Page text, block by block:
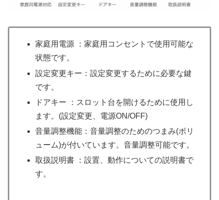
家庭用電源 ：家庭用コンセントで使用可能な
状態です。
設定変更キー：設定変更するために必要な鍵
です。
ドアキー ：スロット台を開けるために使用し
ます。(設定変更、電源ON/OFF)
音量調整機能：音量調整のためのつまみ(ボリ
ューム)が付いています。音量調整可能です。
取扱説明書 ：設置、動作についての説明書で
す。